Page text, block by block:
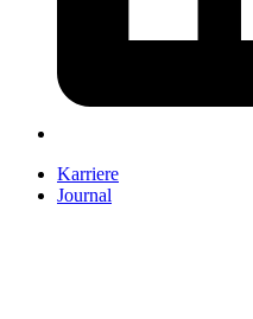
Karriere
Journal